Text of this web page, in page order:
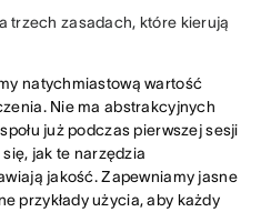
trzech zasadach, które kierują
natychmiastową wartość
Nie ma abstrakcyjnych
już podczas pierwszej sesji
jak te narzędzia
jakość. Zapewniamy jasne
przykłady użycia, aby każdy